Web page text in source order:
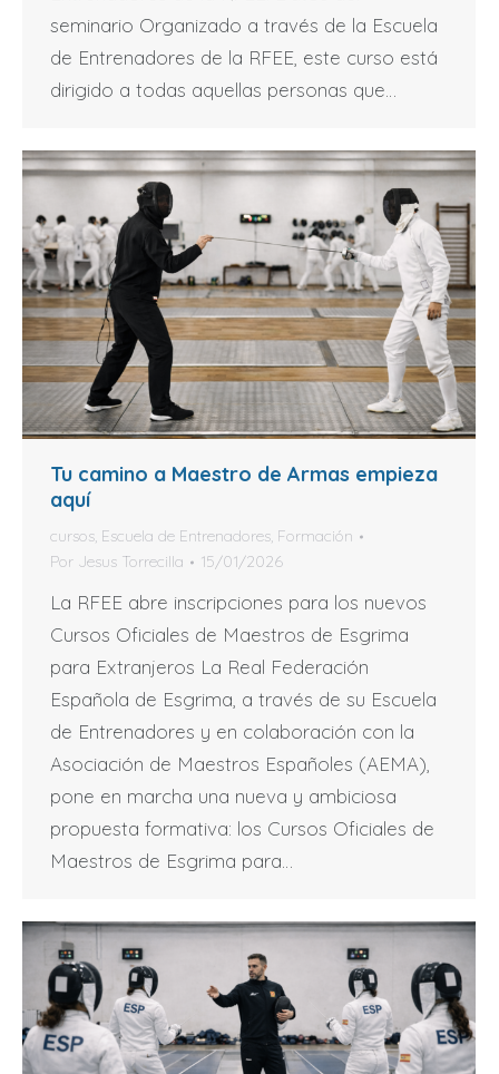
seminario Organizado a través de la Escuela
de Entrenadores de la RFEE, este curso está
dirigido a todas aquellas personas que…
Tu camino a Maestro de Armas empieza
aquí
cursos, Escuela de Entrenadores, Formación
Por Jesus Torrecilla 15/01/2026
La RFEE abre inscripciones para los nuevos
Cursos Oficiales de Maestros de Esgrima
para Extranjeros La Real Federación
Española de Esgrima, a través de su Escuela
de Entrenadores y en colaboración con la
Asociación de Maestros Españoles (AEMA),
pone en marcha una nueva y ambiciosa
propuesta formativa: los Cursos Oficiales de
Maestros de Esgrima para…